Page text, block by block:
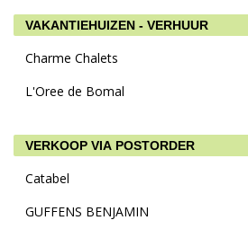
VAKANTIEHUIZEN - VERHUUR
Charme Chalets
L'Oree de Bomal
VERKOOP VIA POSTORDER
Catabel
GUFFENS BENJAMIN